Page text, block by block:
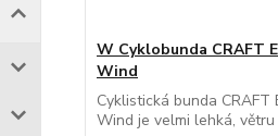
W Cyklobunda CRAFT
Wind
Cyklistická bunda CRAFT
Wind je velmi lehká, větru